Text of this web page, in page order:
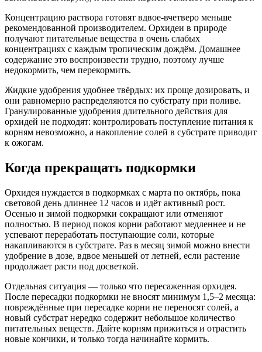
Концентрацию раствора готовят вдвое-вчетверо меньше
рекомендованной производителем. Орхидеи в природе
получают питательные вещества в очень слабых
концентрациях с каждым тропическим дождём. Домашнее
содержание это воспроизвести трудно, поэтому лучше
недокормить, чем перекормить.
Жидкие удобрения удобнее твёрдых: их проще дозировать, и
они равномерно распределяются по субстрату при поливе.
Гранулированные удобрения длительного действия для
орхидей не подходят: контролировать поступление питания к
корням невозможно, а накопление солей в субстрате приводит
к ожогам.
Когда прекращать подкормки
Орхидея нуждается в подкормках с марта по октябрь, пока
световой день длиннее 12 часов и идёт активный рост.
Осенью и зимой подкормки сокращают или отменяют
полностью. В период покоя корни работают медленнее и не
успевают переработать поступающие соли, которые
накапливаются в субстрате. Раз в месяц зимой можно внести
удобрение в дозе, вдвое меньшей от летней, если растение
продолжает расти под досветкой.
Отдельная ситуация — только что пересаженная орхидея.
После пересадки подкормки не вносят минимум 1,5–2 месяца:
повреждённые при пересадке корни не переносят солей, а
новый субстрат нередко содержит небольшое количество
питательных веществ. Дайте корням прижиться и отрастить
новые кончики, и только тогда начинайте кормить.